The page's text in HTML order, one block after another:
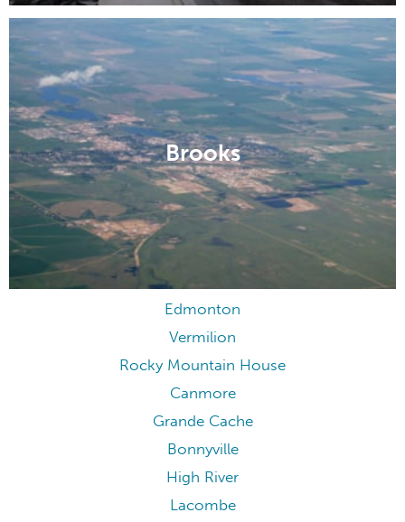
Brooks
Edmonton
Vermilion
Rocky Mountain House
Canmore
Grande Cache
Bonnyville
High River
Lacombe